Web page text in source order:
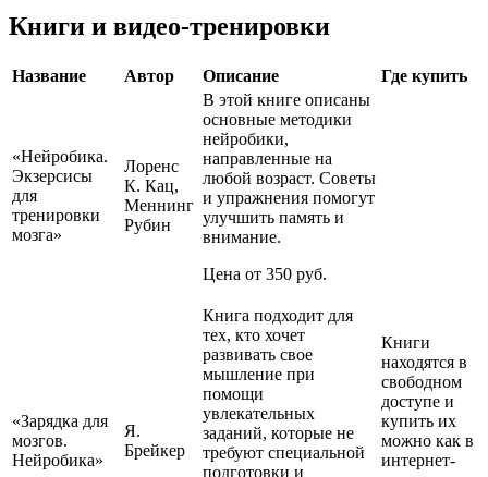
Книги и видео-тренировки
Название Автор Описание Где купить
«Нейробика.
Экзерсисы
для
тренировки
мозга»
Лоренс
К. Кац,
Меннинг
Рубин
В этой книге описаны
основные методики
нейробики,
направленные на
любой возраст. Советы
и упражнения помогут
улучшить память и
внимание.
Цена от 350 руб.
Книги
находятся в
свободном
доступе и
купить их
можно как в
интернет-
«Зарядка для
мозгов.
Нейробика»
Я.
Брейкер
Книга подходит для
тех, кто хочет
развивать свое
мышление при
помощи
увлекательных
заданий, которые не
требуют специальной
подготовки и